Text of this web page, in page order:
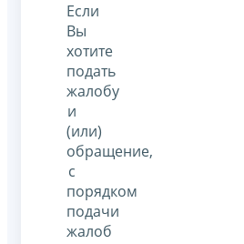
Если
Вы
хотите
подать
жалобу
и
(или)
обращение,
с
порядком
подачи
жалоб